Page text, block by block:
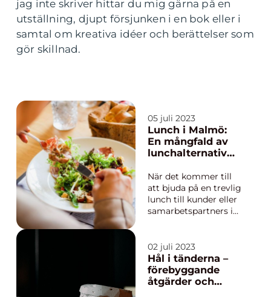
jag inte skriver hittar du mig gärna på en
utställning, djupt försjunken i en bok eller i
samtal om kreativa idéer och berättelser som
gör skillnad.
05 juli 2023
Lunch i Malmö:
En mångfald av
lunchalternativ
När det kommer till
att bjuda på en trevlig
lunch till kunder eller
samarbetspartners i
restauranger och
kaféer att välja
mellan. I denna artikel
kommer vi att
02 juli 2023
Hål i tänderna –
förebyggande
åtgärder och